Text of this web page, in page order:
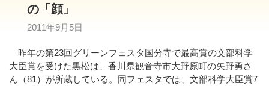
の「顔」
2011年9月5日
昨年の第23回グリーンフェスタ国分寺で最高賞の文部科学
大臣賞を受けた黒松は、香川県観音寺市大野原町の矢野勇さ
ん（81）が所蔵している。同フェスタでは、文部科学大臣賞7